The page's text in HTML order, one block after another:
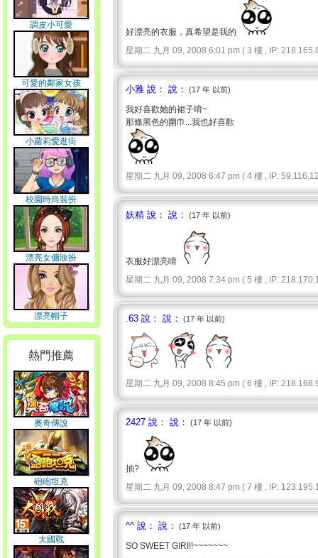
調皮小可愛
可愛的鄰家女孩
小蘿莉愛逛街
校園時尚裝扮
漂亮女傭妝扮
漂亮帽子
熱門推薦
奧奇傳說
砲砲坦克
大國戰
好漂亮的衣服，真希望是我的
星期二 九月 09, 2008 6:01 pm ( 3 樓 , IP:
小雅 說： 說： (17 年 以前)
我好喜歡她的裙子唷~
那條黑色的圍巾...我也好喜歡
星期二 九月 09, 2008 6:47 pm ( 4 樓 , IP:
妖精 說： 說： (17 年 以前)
衣服好漂亮唷
星期二 九月 09, 2008 7:34 pm ( 5 樓 , IP:
.63 說： 說： (17 年 以前)
星期二 九月 09, 2008 8:45 pm ( 6 樓 , IP:
2427 說： 說： (17 年 以前)
抽?
星期二 九月 09, 2008 8:47 pm ( 7 樓 , IP:
^^ 說： 說： (17 年 以前)
SO SWEET GIRI!!~~~~~~~